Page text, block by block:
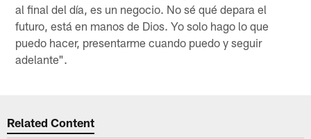
al final del día, es un negocio. No sé qué depara el
futuro, está en manos de Dios. Yo solo hago lo que
puedo hacer, presentarme cuando puedo y seguir
adelante".
Related Content